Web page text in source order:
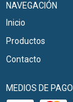
NAVEGACIÓN
Inicio
Productos
Contacto
MEDIOS DE PAGO